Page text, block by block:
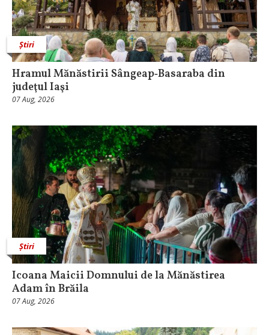
Știri
Hramul Mănăstirii Sângeap‑Basaraba din
judeţul Iaşi
07 Aug, 2026
Știri
Icoana Maicii Domnului de la Mănăstirea
Adam în Brăila
07 Aug, 2026